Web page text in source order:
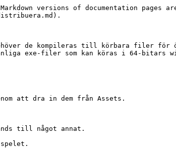
versions of documentation pages
de kompileras till körbara filer för
exe-filer som kan köras i 64-bitars
att dra in dem från Assets.
till något annat.